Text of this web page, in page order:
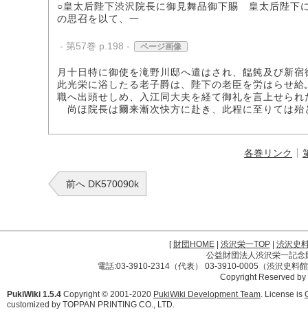
○皇太后陛下渋沢院長に御見舞品御下賜 皇太后陛下
の思召を以て、一
- 第57巻 p.198 - ページ画像
月十日特に御使を滝野川邸へ遣はされ、饂飩及び新
此光栄に浴したる老子爵は、陛下の老臣を労はらせ
職へ出頭せしめ、入江同大夫を経て御礼を言上せられ
尚ほ院長は爾来漸次快方に赴き、此程に至りては殆
各巻リンク
前へ DK570090k
[財団HOME| 渋沢栄一TOP| 渋沢史
公益財団法人渋沢栄一記
電話:03-3910-2314（代表） 03-3910-0005（渋沢史料
Copyright Reserved
PukiWiki 1.5.4 Copyright © 2001-2020 PukiWiki Development Team. License is
customized by TOPPAN PRINTING CO., LTD.